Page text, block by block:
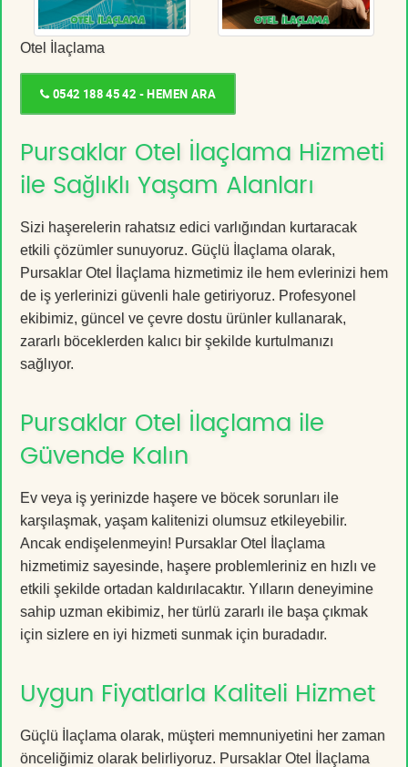
Otel İlaçlama
0542 188 45 42 - HEMEN ARA
Pursaklar Otel İlaçlama Hizmeti
ile Sağlıklı Yaşam Alanları
Sizi haşerelerin rahatsız edici varlığından kurtaracak
etkili çözümler sunuyoruz. Güçlü İlaçlama olarak,
Pursaklar Otel İlaçlama hizmetimiz ile hem evlerinizi hem
de iş yerlerinizi güvenli hale getiriyoruz. Profesyonel
ekibimiz, güncel ve çevre dostu ürünler kullanarak,
zararlı böceklerden kalıcı bir şekilde kurtulmanızı
sağlıyor.
Pursaklar Otel İlaçlama ile
Güvende Kalın
Ev veya iş yerinizde haşere ve böcek sorunları ile
karşılaşmak, yaşam kalitenizi olumsuz etkileyebilir.
Ancak endişelenmeyin! Pursaklar Otel İlaçlama
hizmetimiz sayesinde, haşere problemleriniz en hızlı ve
etkili şekilde ortadan kaldırılacaktır. Yılların deneyimine
sahip uzman ekibimiz, her türlü zararlı ile başa çıkmak
için sizlere en iyi hizmeti sunmak için buradadır.
Uygun Fiyatlarla Kaliteli Hizmet
Güçlü İlaçlama olarak, müşteri memnuniyetini her zaman
önceliğimiz olarak belirliyoruz. Pursaklar Otel İlaçlama